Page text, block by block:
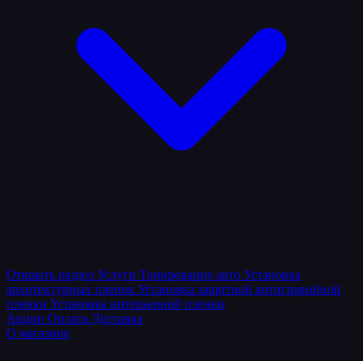
Открыть раздел Услуги Тонирование авто Установка
архитектурных пленок Установка защитной антигравийной
пленки Установка интерьерной пленки
Акции Оплата Доставка
О магазине